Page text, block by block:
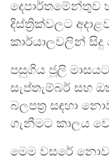
දෙපාර්තමේන්තුව
දිස්ත්‍රික්වලට
කාර්යාලවලින්
පසුගිය ජූලි
සැප්තැම්බර් සහ
බලපත්‍ර සඳහා
ගැනීමට කාලය
මෙම වසරේ